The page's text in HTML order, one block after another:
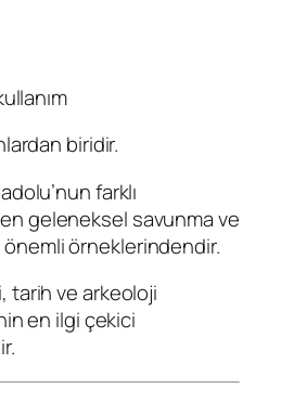
biridir.
farklı
geleneksel savunma ve
örneklerindendir.
tarih ve arkeoloji
en ilgi çekici